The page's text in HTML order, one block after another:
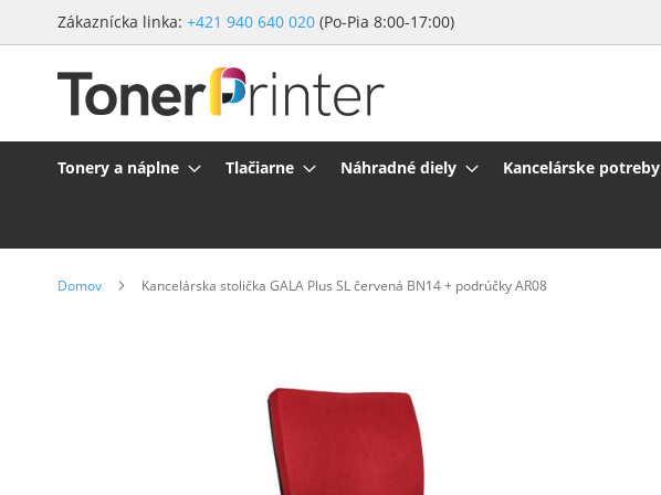
Preskočiť
na
Zákaznícka linka: +421 940 640 020 (Po-Pia 8:00-17:00)
Tonery a náplne Tlačiarne Náhradné diely Kancelárske potreby
Domov Kancelárska stolička GALA Plus SL červená BN14 + podrúčky AR08